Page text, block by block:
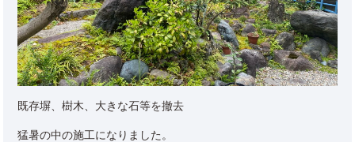
既存塀、樹木、大きな石等を撤去
猛暑の中の施工になりました。